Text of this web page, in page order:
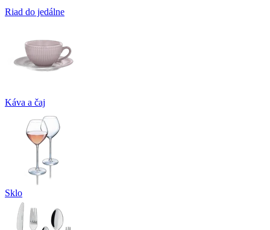
Riad do jedálne
Káva a čaj
Sklo